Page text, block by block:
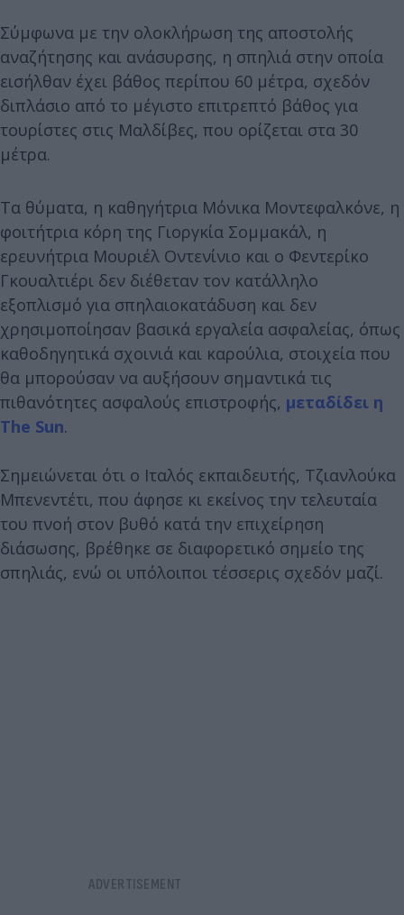
Σύμφωνα με την ολοκλήρωση της αποστολής
αναζήτησης και ανάσυρσης, η σπηλιά στην οποία
εισήλθαν έχει βάθος περίπου 60 μέτρα, σχεδόν
διπλάσιο από το μέγιστο επιτρεπτό βάθος για
τουρίστες στις Μαλδίβες, που ορίζεται στα 30
μέτρα.
Τα θύματα, η καθηγήτρια Μόνικα Μοντεφαλκόνε, η
φοιτήτρια κόρη της Γιοργκία Σομμακάλ, η
ερευνήτρια Μουριέλ Οντενίνιο και ο Φεντερίκο
Γκουαλτιέρι δεν διέθεταν τον κατάλληλο
εξοπλισμό για σπηλαιοκατάδυση και δεν
χρησιμοποίησαν βασικά εργαλεία ασφαλείας, όπως
καθοδηγητικά σχοινιά και καρούλια, στοιχεία που
θα μπορούσαν να αυξήσουν σημαντικά τις
πιθανότητες ασφαλούς επιστροφής, μεταδίδει η
The Sun.
Σημειώνεται ότι ο Ιταλός εκπαιδευτής, Τζιανλούκα
Μπενεντέτι, που άφησε κι εκείνος την τελευταία
του πνοή στον βυθό κατά την επιχείρηση
διάσωσης, βρέθηκε σε διαφορετικό σημείο της
σπηλιάς, ενώ οι υπόλοιποι τέσσερις σχεδόν μαζί.